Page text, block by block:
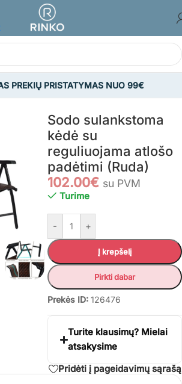
PREKIŲ PRISTATYMAS NUO 99€
kėdės
Sodo sulankstoma
kėdė su
reguliuojama atlošo
padėtimi (Ruda)
102.00€ su PVM
Turime
- +
Į krepšelį
Pirkti dabar
Prekės ID: 126476
Turite klausimų? Mielai
atsakysime
Pridėti į pageidavimų sąrašą